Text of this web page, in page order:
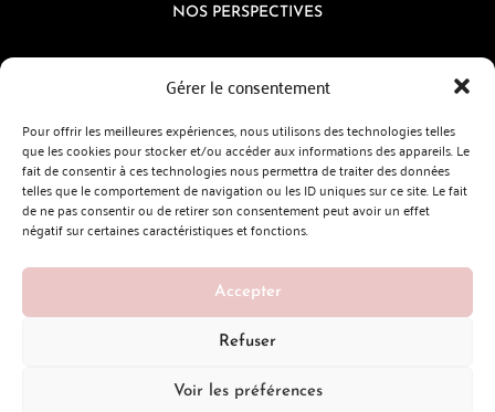
Gérer le consentement
Pour offrir les meilleures expériences, nous utilisons des technologies telles
que les cookies pour stocker et/ou accéder aux informations des appareils. Le
fait de consentir à ces technologies nous permettra de traiter des données
telles que le comportement de navigation ou les ID uniques sur ce site. Le fait
de ne pas consentir ou de retirer son consentement peut avoir un effet
négatif sur certaines caractéristiques et fonctions.
Accepter
Refuser
Voir les préférences
NOS PERSPECTIVES
CONTACTEZ-NOUS
PAR MAIL :
PAR WHATSAPP :
+33(0) 6 21 28 92 91
FAQ
INSCRIPTION À LA NEWSLETTER
Saisissez votre adresse e-mail pour recevoir nos actualités